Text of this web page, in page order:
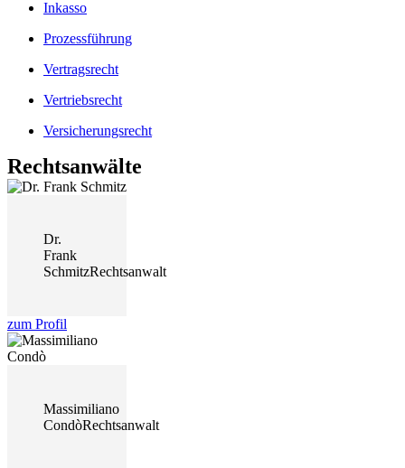
Inkasso
Prozessführung
Vertragsrecht
Vertriebsrecht
Versicherungsrecht
Rechtsanwälte
Dr.
Frank
SchmitzRechtsanwalt
zum Profil
Massimiliano
CondòRechtsanwalt